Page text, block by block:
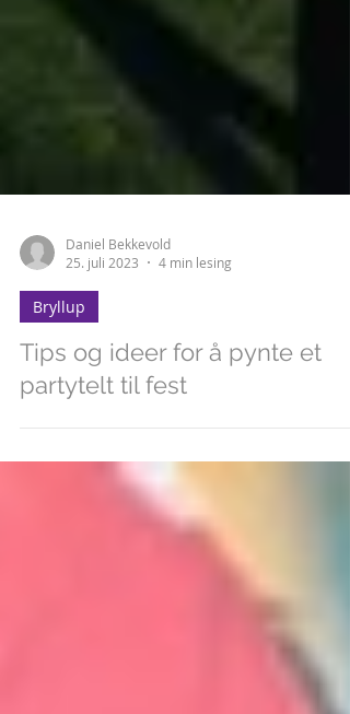
Daniel Bekkevold
25. juli 2023
4 min lesing
Bryllup
Tips og ideer for å pynte et
partytelt til fest